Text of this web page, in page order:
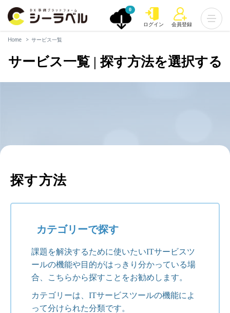
0
ログイン 会員登録
Home サービス一覧
サービス一覧 | 探す方法を選択する
探す方法
カテゴリーで探す
課題を解決するために使いたいITサービスツ
ールの機能や目的がはっきり分かっている場
合、こちらから探すことをお勧めします。
カテゴリーは、ITサービスツールの機能によ
って分けられた分類です。